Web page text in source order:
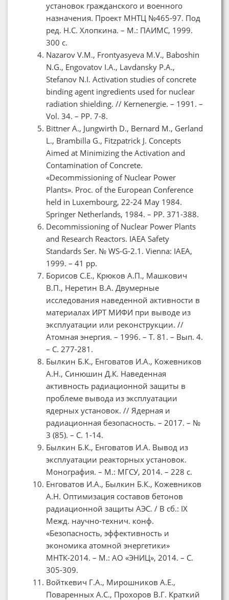
установок гражданского и военного
назначения. Проект МНТЦ №465-97. Под
ред. Н.С. Хлопкина. – М.: ПАИМС, 1999.
300 с.
Nazarov V.M., Frontyasyeva M.V., Baboshin
N.G., Engovatov I.A., Lavdansky P.A.,
Stefanov N.I. Activation studies of concrete
binding agent ingredients used for nuclear
radiation shielding. // Kernenergie. – 1991. –
Vol. 34. – PP. 7-8.
Bittner A., Jungwirth D., Bernard M., Gerland
L., Brambilla G., Fitzpatrick J. Concepts
Aimed at Minimizing the Activation and
Contamination of Concrete.
«Decommissioning of Nuclear Power
Plants». Proc. of the European Conference
held in Luxembourg, 22-24 May 1984.
Springer Netherlands, 1984. – PP. 371-388.
Decommissioning of Nuclear Power Plants
and Research Reactors. IAEA Safety
Standards Ser. № WS-G-2.1. Vienna: IAEA,
1999. – 41 pp.
Борисов С.Е., Крюков А.П., Машкович
В.П., Неретин В.А. Двумерные
исследования наведенной активности в
материалах ИРТ МИФИ при выводе из
эксплуатации или реконструкции. //
Атомная энергия. – 1996. – Т. 81. – Вып. 4.
– С. 277-281.
Былкин Б.К., Енговатов И.А., Кожевников
А.Н., Синюшин Д.К. Наведенная
активность радиационной защиты в
проблеме вывода из эксплуатации
ядерных установок. // Ядерная и
радиационная безопасность. – 2017. – №
3 (85). – С. 1-14.
Былкин Б.К., Енговатов И.А. Вывод из
эксплуатации реакторных установок.
Монография. – М.: МГСУ, 2014. – 228 с.
Енговатов И.А., Былкин Б.К., Кожевников
А.Н. Оптимизация составов бетонов
радиационной защиты АЭС. / В сб.: IX
Межд. научно-технич. конф.
«Безопасность, эффективность и
экономика атомной энергетики»
МНТК-2014. – М.: АО «ЭНИЦ», 2014. – С.
305-309.
Войткевич Г.А., Мирошников А.Е.,
Поваренных А.С., Прохоров В.Г. Краткий